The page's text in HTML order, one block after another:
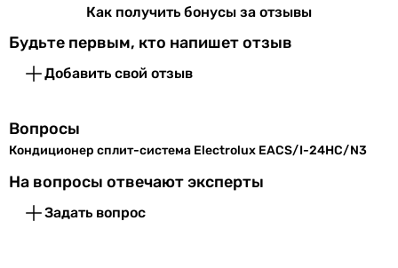
R-32
Китай
Китай
Таиланд
Китай
Ширина
блока
1060 мм
внутреннего
Глубина
внутреннего
Как получить бонусы за отзывы
Будьте первым, кто напишет отзыв
Добавить свой отзыв
Вопросы
Кондиционер сплит-система Electrolux EACS/I-24HC/N3
На вопросы отвечают эксперты
Задать вопрос